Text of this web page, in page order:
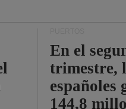
En el
trimestre,
españoles
144,8